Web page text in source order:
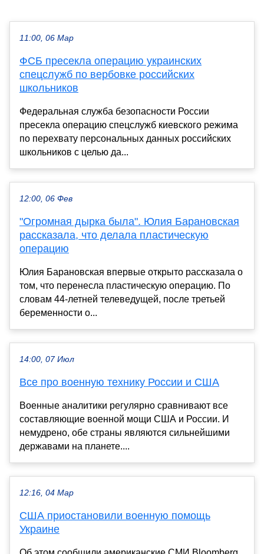
11:00, 06 Мар
ФСБ пресекла операцию украинских
спецслужб по вербовке российских
школьников
Федеральная служба безопасности России
пресекла операцию спецслужб киевского режима
по перехвату персональных данных российских
школьников с целью да...
12:00, 06 Фев
"Огромная дырка была". Юлия Барановская
рассказала, что делала пластическую
операцию
Юлия Барановская впервые открыто рассказала о
том, что перенесла пластическую операцию. По
словам 44-летней телеведущей, после третьей
беременности о...
14:00, 07 Июл
Все про военную технику России и США
Военные аналитики регулярно сравнивают все
составляющие военной мощи США и России. И
немудрено, обе страны являются сильнейшими
державами на планете....
12:16, 04 Мар
США приостановили военную помощь
Украине